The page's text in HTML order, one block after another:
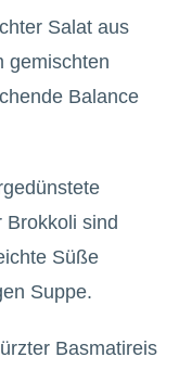
Salat aus
gemischten
Balance
Brokkoli sind
Süße
Suppe.
Basmatireis